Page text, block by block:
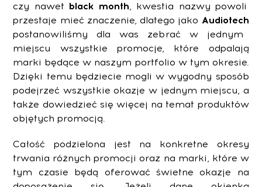
czy nawet black month, kwestia nazwy powoli
przestaje mieć znaczenie, dlatego jako Audiotech
postanowiliśmy dla was zebrać w jednym
miejscu wszystkie promocje, które odpalają
marki będące w naszym portfolio w tym okresie.
Dzięki temu będziecie mogli w wygodny sposób
podejrzeć wszystkie okazje w jednym miejscu, a
także dowiedzieć się więcej na temat produktów
objętych promocją.
Całość podzielona jest na konkretne okresy
trwania różnych promocji oraz na marki, które w
tym czasie będą oferować świetne okazje na